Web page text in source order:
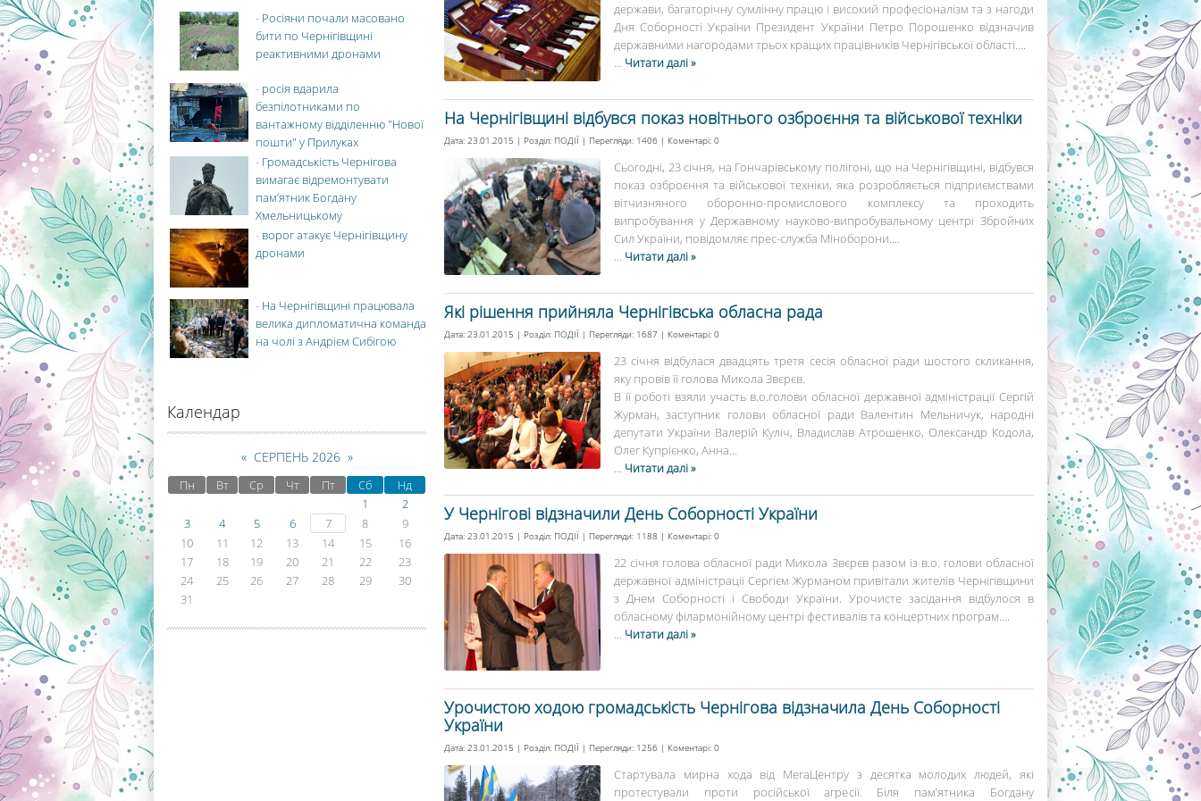
держави, багаторічну сумлінну працю і високий професіоналізм та з нагоди
Дня Соборності України Президент України Петро Порошенко відзначив
державними нагородами трьох кращих працівників Чернігівської області....
... Читати далі »
На Чернігівщині відбувся показ новітнього озброєння та військової техніки
Дата: 23.01.2015 | Розділ: ПОДІЇ | Перегляди: 1406 | Коментарі: 0
Сьогодні, 23 січня, на Гончарівському полігоні, що на Чернігівщині, відбувся
показ озброєння та військової техніки, яка розробляється підприємствами
вітчизняного оборонно-промислового комплексу та проходить
випробування у Державному науково-випробувальному центрі Збройних
Сил України, повідомляє прес-служба Міноборони....
... Читати далі »
Які рішення прийняла Чернігівська обласна рада
Дата: 23.01.2015 | Розділ: ПОДІЇ | Перегляди: 1687 | Коментарі: 0
23 січня відбулася двадцять третя сесія обласної ради шостого скликання,
яку провів її голова Микола Звєрєв.
В її роботі взяли участь в.о.голови обласної державної адміністрації Сергій
Журман, заступник голови обласної ради Валентин Мельничук, народні
депутати України Валерій Куліч, Владислав Атрошенко, Олександр Кодола,
Олег Купрієнко, Анна...
... Читати далі »
У Чернігові відзначили День Соборності України
Дата: 23.01.2015 | Розділ: ПОДІЇ | Перегляди: 1188 | Коментарі: 0
22 січня голова обласної ради Микола Звєрєв разом із в.о. голови обласної
державної адміністрації Сергієм Журманом привітали жителів Чернігівщини
з Днем Соборності і Свободи України. Урочисте засідання відбулося в
обласному філармонійному центрі фестивалів та концертних програм....
... Читати далі »
Урочистою ходою громадськість Чернігова відзначила День Соборності
України
Дата: 23.01.2015 | Розділ: ПОДІЇ | Перегляди: 1256 | Коментарі: 0
Стартувала мирна хода від МегаЦентру з десятка молодих людей, які
протестували проти російської агресії. Біля пам’ятника Богдану
- Росіяни почали масовано
бити по Чернігівщині
реактивними дронами
- росія вдарила
безпілотниками по
вантажному відділенню "Нової
пошти" у Прилуках
- Громадськість Чернігова
вимагає відремонтувати
пам’ятник Богдану
Хмельницькому
- ворог атакує Чернігівщину
дронами
- На Чернігівщині працювала
велика дипломатична команда
на чолі з Андрієм Сибігою
Календар
« СЕРПЕНЬ 2026 »
Пн Вт Ср Чт Пт Сб
Нд
1
2
3
4 5 6 7 8
9
10
11 12 13 14 15
16
17
18 19 20 21 22
23
24
25 26 27 28 29
30
31